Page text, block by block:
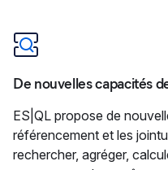
De nouvelles capacités
ES|QL propose de
référencement et les
rechercher, agréger,